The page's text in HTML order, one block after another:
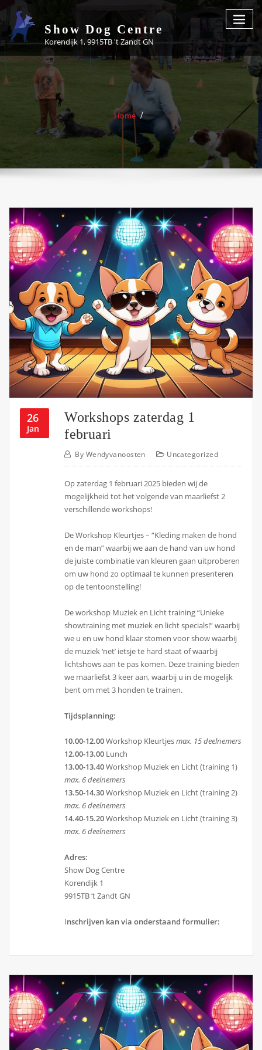
Skip
to
content
Show Dog Centre
Korendijk 1, 9915TB 't Zandt GN
Home
26
Jan
Workshops zaterdag 1
februari
By Wendyvanoosten Uncategorized
Op zaterdag 1 februari 2025 bieden wij de
mogelijkheid tot het volgende van maarliefst 2
verschillende workshops!
De Workshop Kleurtjes – “Kleding maken de hond
en de man” waarbij we aan de hand van uw hond
de juiste combinatie van kleuren gaan uitproberen
om uw hond zo optimaal te kunnen presenteren
op de tentoonstelling!
De workshop Muziek en Licht training “Unieke
showtraining met muziek en licht specials!” waarbij
we u en uw hond klaar stomen voor show waarbij
de muziek ‘net’ ietsje te hard staat of waarbij
lichtshows aan te pas komen. Deze training bieden
we maarliefst 3 keer aan, waarbij u in de mogelijk
bent om met 3 honden te trainen.
Tijdsplanning:
10.00-12.00Workshop Kleurtjesmax. 15 deelnemers
12.00-13.00 Lunch
13.00-13.40Workshop Muziek en Licht (training 1)
max. 6 deelnemers
13.50-14.30Workshop Muziek en Licht (training 2)
max. 6 deelnemers
14.40-15.20Workshop Muziek en Licht (training 3)
max. 6 deelnemers
Adres:
Show Dog Centre
Korendijk 1
9915TB ‘t Zandt GN
Inschrijven kan via onderstaand formulier: